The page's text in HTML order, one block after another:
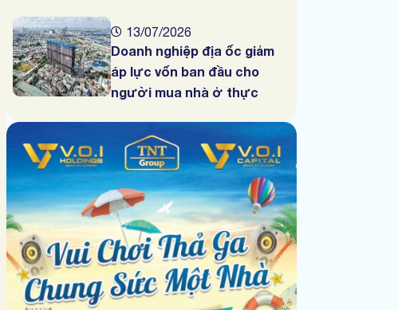
13/07/2026
Doanh nghiệp địa ốc giảm
áp lực vốn ban đầu cho
người mua nhà ở thực